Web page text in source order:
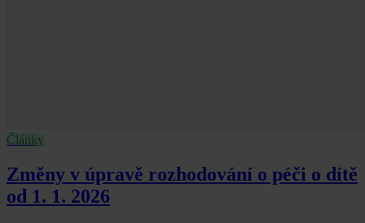
Články
Změny v úpravě rozhodování o péči o dítě
od 1. 1. 2026